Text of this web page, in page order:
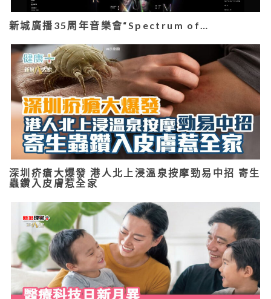
新城廣播35周年音樂會“Spectrum of…
深圳疥瘡大爆發 港人北上浸溫泉按摩勁易中招 寄生
蟲鑽入皮膚惹全家